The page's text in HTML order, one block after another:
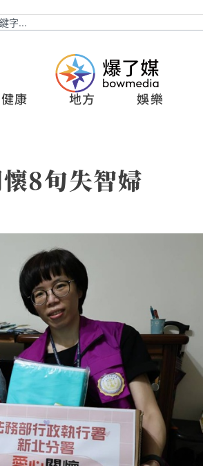
健康 地方 娛樂
8旬失智婦